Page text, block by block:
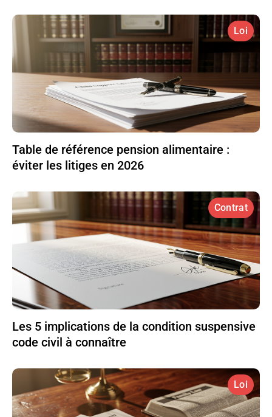
Loi
Table de référence pension alimentaire :
éviter les litiges en 2026
Contrat
Les 5 implications de la condition suspensive
code civil à connaître
Loi